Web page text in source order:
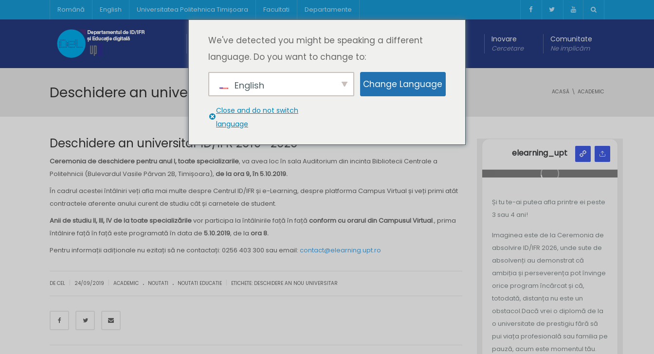
Română English Universitatea Politehnica Timișoara Facultati Departamente
Acasă Despre DeL
Cine suntem
Educație
Oferta de cursuri
Educație digitală Inovare
Cercetare
Comunitate
Ne implicăm
Deschidere an universitar ID/IFR 2019 -2020 ACASĂ ACADEMIC
Deschidere an universitar ID/IFR 2019 -2020
Ceremonia de deschidere pentru anul I, toate specializarile, va avea loc în sala Auditorium din incinta Bibliotecii Centrale a
Politehnicii (Bulevardul Vasile Pârvan 2B, Timișoara), de la ora 9, în 5.10.2019.
În cadrul acestei întâlniri veți afla mai multe despre Centrul ID/IFR și e-Learning, despre platforma Campus Virtual și veți primi atât
contractele aferente anului curent de studiu cât și carnetele de student.
Anii de studiu II, III, IV de la toate specializărilevor participa la întâlnirile față în față conform cu orarul din Campusul Virtual., prima
întâlnire față în față este programată în data de 5.10.2019, de la ora 8.
Pentru informații adiționale nu ezitați să ne contactați: 0256 403 300 sau email: contact@elearning.upt.ro
DE CEL 24/09/2019 ACADEMIC . NOUTATI . NOUTATI EDUCATIE ETICHETE: DESCHIDERE AN NOU UNIVERSITAR
elearning_upt
Și tu te-ai putea afla printre ei peste
3 sau 4 ani!
Imaginea este de la Ceremonia de
absolvire ID/IFR 2026, unde sute de
absolvenți au demonstrat că
ambiția și perseverența pot învinge
orice program încărcat și că,
totodată, distanța nu este un
obstacol.Dacă vrei o diplomă de la
o universitate de prestigiu fără să
pui viața profesională sau familia pe
pauză, acum este momentul tău.
We've detected you might be speaking a different
language. Do you want to change to:
English Change Language
Close and do not switch
language